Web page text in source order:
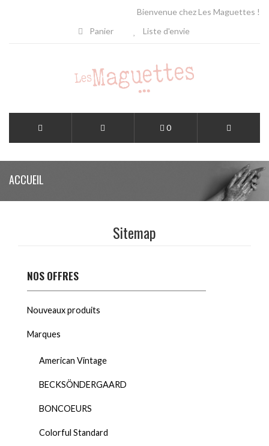
Bienvenue chez Les Maguettes !
Panier
Liste d'envie
0
ACCUEIL
Sitemap
NOS OFFRES
Nouveaux produits
Marques
American Vintage
BECKSÖNDERGAARD
BONCOEURS
Colorful Standard